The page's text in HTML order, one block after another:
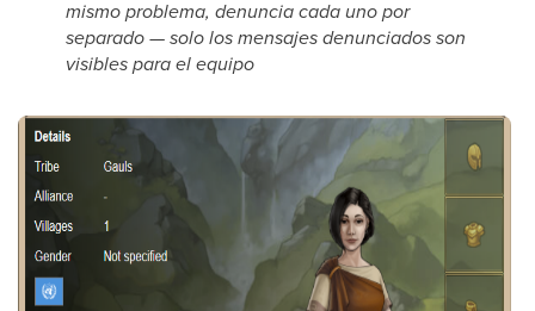
mismo problema, denuncia cada uno por
separado — solo los mensajes denunciados son
visibles para el equipo